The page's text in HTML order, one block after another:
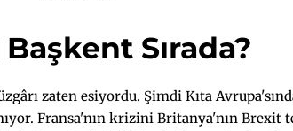
Sırada?
zaten esiyordu. Şimdi Kıta
Fransa'nın krizini Britanya'nın Brexit